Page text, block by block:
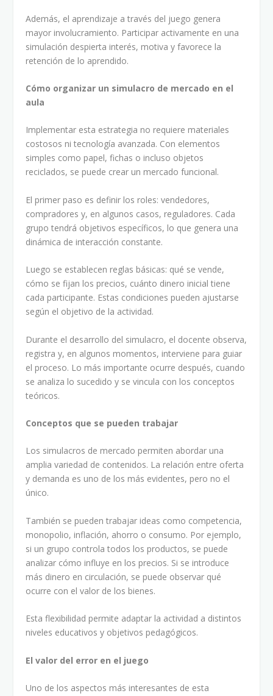
Además, el aprendizaje a través del juego genera
mayor involucramiento. Participar activamente en una
simulación despierta interés, motiva y favorece la
retención de lo aprendido.
Cómo organizar un simulacro de mercado en el
aula
Implementar esta estrategia no requiere materiales
costosos ni tecnología avanzada. Con elementos
simples como papel, fichas o incluso objetos
reciclados, se puede crear un mercado funcional.
El primer paso es definir los roles: vendedores,
compradores y, en algunos casos, reguladores. Cada
grupo tendrá objetivos específicos, lo que genera una
dinámica de interacción constante.
Luego se establecen reglas básicas: qué se vende,
cómo se fijan los precios, cuánto dinero inicial tiene
cada participante. Estas condiciones pueden ajustarse
según el objetivo de la actividad.
Durante el desarrollo del simulacro, el docente observa,
registra y, en algunos momentos, interviene para guiar
el proceso. Lo más importante ocurre después, cuando
se analiza lo sucedido y se vincula con los conceptos
teóricos.
Conceptos que se pueden trabajar
Los simulacros de mercado permiten abordar una
amplia variedad de contenidos. La relación entre oferta
y demanda es uno de los más evidentes, pero no el
único.
También se pueden trabajar ideas como competencia,
monopolio, inflación, ahorro o consumo. Por ejemplo,
si un grupo controla todos los productos, se puede
analizar cómo influye en los precios. Si se introduce
más dinero en circulación, se puede observar qué
ocurre con el valor de los bienes.
Esta flexibilidad permite adaptar la actividad a distintos
niveles educativos y objetivos pedagógicos.
El valor del error en el juego
Uno de los aspectos más interesantes de esta